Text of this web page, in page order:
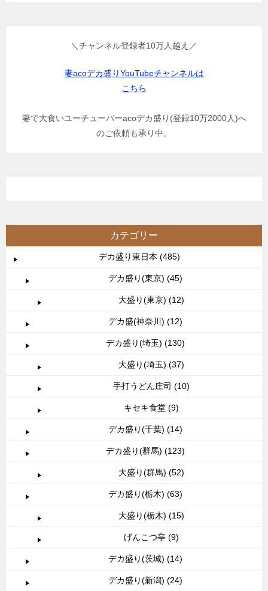
＼チャンネル登録者10万人越え／
妻acoデカ盛りYouTubeチャンネルは
こちら
妻で大食いユーチューバーacoデカ盛り(登録10万2000人)へ
のご依頼も承り中。
カテゴリー
デカ盛り東日本 (485)
デカ盛り(東京) (45)
大盛り(東京) (12)
デカ盛(神奈川) (12)
デカ盛り(埼玉) (130)
大盛り(埼玉) (37)
手打うどん庄司 (10)
キセキ食堂 (9)
デカ盛り(千葉) (14)
デカ盛り(群馬) (123)
大盛り(群馬) (52)
デカ盛り(栃木) (63)
大盛り(栃木) (15)
げんこつ亭 (9)
デカ盛り(茨城) (14)
デカ盛り(新潟) (24)